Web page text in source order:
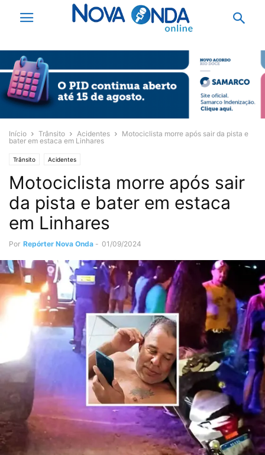
Início Trânsito Acidentes
Motociclista morre após sair da pista e
bater em estaca em Linhares
Trânsito Acidentes
Motociclista morre após sair
da pista e bater em estaca
em Linhares
Por Repórter Nova Onda - 01/09/2024